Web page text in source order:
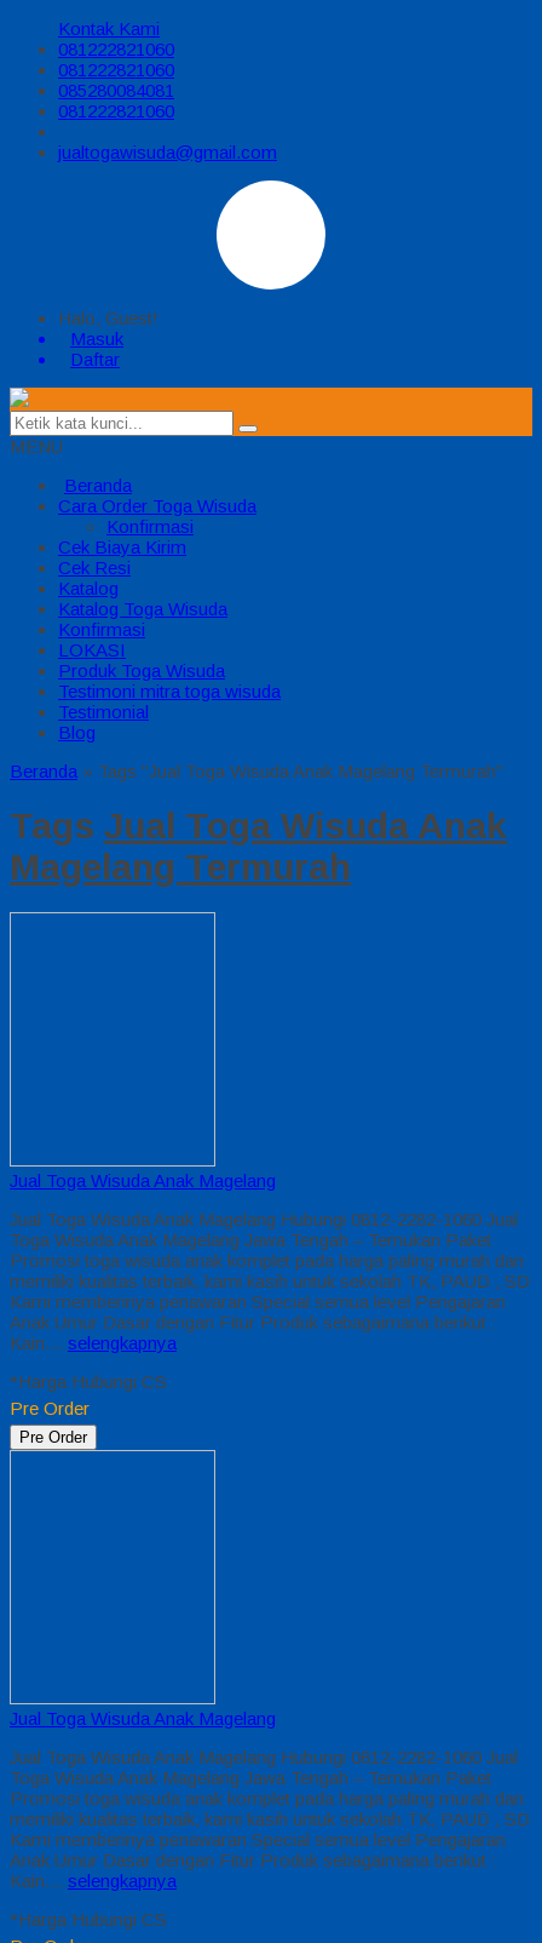
Kontak Kami
081222821060
081222821060
085280084081
081222821060
jualtogawisuda@gmail.com
Halo, Guest!
Masuk
Daftar
MENU
Beranda
Cara Order Toga Wisuda
Konfirmasi
Cek Biaya Kirim
Cek Resi
Katalog
Katalog Toga Wisuda
Konfirmasi
LOKASI
Produk Toga Wisuda
Testimoni mitra toga wisuda
Testimonial
Blog
Beranda » Tags "Jual Toga Wisuda Anak Magelang Termurah"
Tags Jual Toga Wisuda Anak
Magelang Termurah
Jual Toga Wisuda Anak Magelang
Jual Toga Wisuda Anak Magelang Hubungi 0812-2282-1060 Jual
Toga Wisuda Anak Magelang Jawa Tengah – Temukan Paket
Promosi toga wisuda anak komplet pada harga paling murah dan
memiliki kualitas terbaik, kami kasih untuk sekolah TK, PAUD , SD
Kami memberinya penawaran Special semua level Pengajaran
Anak Umur Dasar dengan Fitur Produk sebagaimana berikut :
Kain… selengkapnya
*Harga Hubungi CS
Pre Order
Pre Order
Jual Toga Wisuda Anak Magelang
Jual Toga Wisuda Anak Magelang Hubungi 0812-2282-1060 Jual
Toga Wisuda Anak Magelang Jawa Tengah – Temukan Paket
Promosi toga wisuda anak komplet pada harga paling murah dan
memiliki kualitas terbaik, kami kasih untuk sekolah TK, PAUD , SD
Kami memberinya penawaran Special semua level Pengajaran
Anak Umur Dasar dengan Fitur Produk sebagaimana berikut :
Kain… selengkapnya
*Harga Hubungi CS